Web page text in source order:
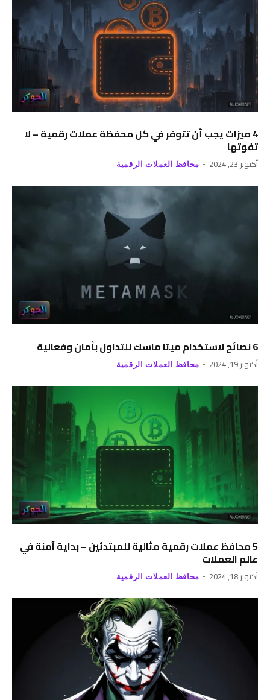
4 ميزات يجب أن تتوفر في كل محفظة عملات رقمية – لا
تفوتها
أكتوبر 23, 2024 محافظ العملات الرقمية
6 نصائح لاستخدام ميتا ماسك للتداول بأمان وفعالية
أكتوبر 19, 2024 محافظ العملات الرقمية
5 محافظ عملات رقمية مثالية للمبتدئين – بداية آمنة في
عالم العملات
أكتوبر 18, 2024 محافظ العملات الرقمية